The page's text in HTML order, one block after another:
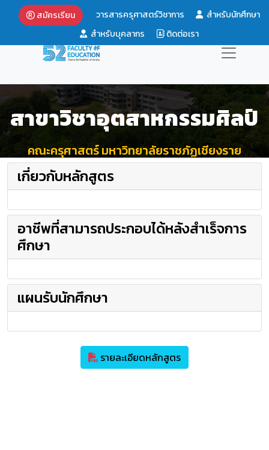
สมัครเรียน วารสารครุศาสตร์วิชาการ
สำหรับนักศึกษา
สำหรับบุคลากร
ติดต่อเรา
สาขาวิชาอุตสาหกรรมศิลป์
คณะครุศาสตร์ มหาวิทยาลัยราชภัฏเชียงราย
เกี่ยวกับหลักสูตร
อาชีพที่สามารถประกอบได้หลังสำเร็จการ
ศึกษา
แผนรับนักศึกษา
รายละเอียดหลักสูตร